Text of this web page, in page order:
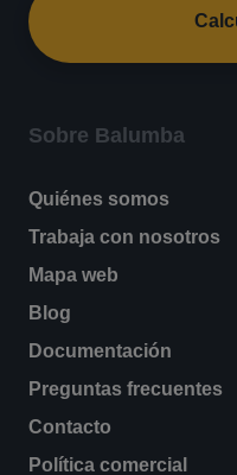
Sobre Balumba
Quiénes somos
Trabaja con nosotros
Mapa web
Blog
Documentación
Preguntas frecuentes
Contacto
Política comercial